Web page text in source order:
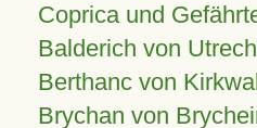
Coprica und
Balderich von
Berthanc von
Brychan von